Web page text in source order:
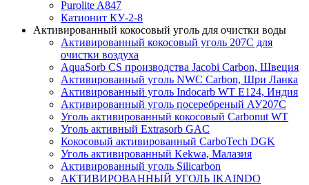
Purolite A847
Катионит КУ-2-8
Активированный кокосовый уголь для очистки воды
Активированный кокосовый уголь 207C для
очистки воздуха
AquaSorb CS производства Jacobi Carbon, Швеция
Активированный уголь NWC Carbon, Шри Ланка
Активированный уголь Indocarb WT E124, Индия
Активированный уголь посеребреный АУ207С
Уголь активированный кокосовый Carbonut WT
Уголь активный Extrasorb GAС
Кокосовый активированный CarboTech DGK
Уголь активированный Kekwa, Малазия
Активированный уголь Silicarbon
АКТИВИРОВАННЫЙ УГОЛЬ IKAINDO